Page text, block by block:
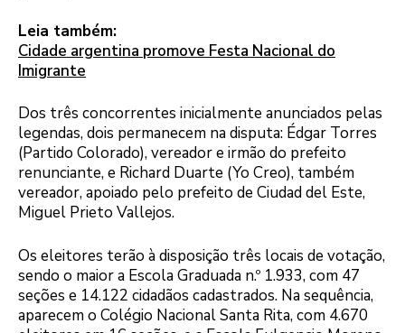
Leia também:
Cidade argentina promove Festa Nacional do
Imigrante
Dos três concorrentes inicialmente anunciados pelas
legendas, dois permanecem na disputa: Édgar Torres
(Partido Colorado), vereador e irmão do prefeito
renunciante, e Richard Duarte (Yo Creo), também
vereador, apoiado pelo prefeito de Ciudad del Este,
Miguel Prieto Vallejos.
Os eleitores terão à disposição três locais de votação,
sendo o maior a Escola Graduada n.º 1.933, com 47
seções e 14.122 cidadãos cadastrados. Na sequência,
aparecem o Colégio Nacional Santa Rita, com 4.670